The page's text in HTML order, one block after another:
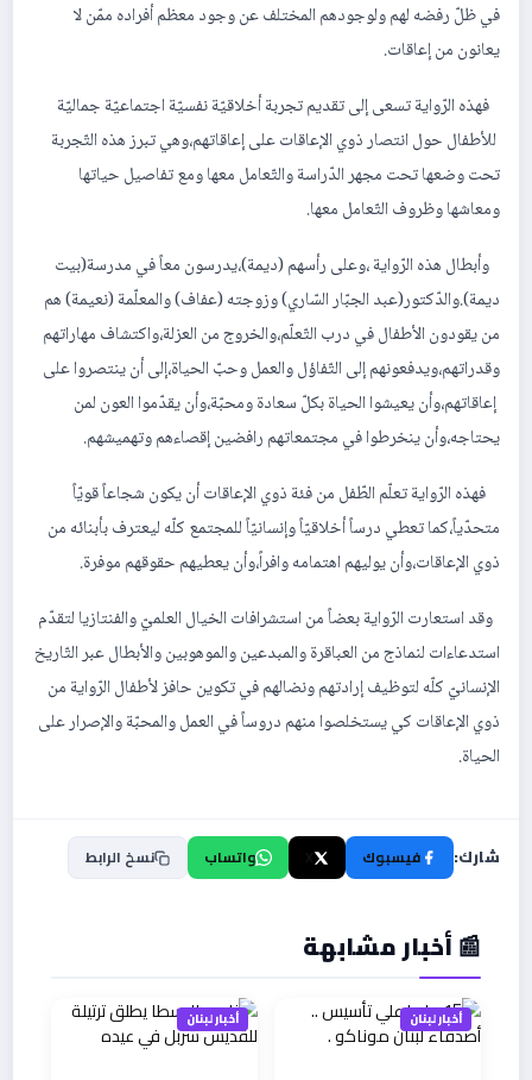
في ظلّ رفضه لهم ولوجودهم المختلف عن وجود معظم أفراده ممّن لا
يعانون من إعاقات.
فهذه الرّواية تسعى إلى تقديم تجربة أخلاقيّة نفسيّة اجتماعيّة جماليّة
للأطفال حول انتصار ذوي الإعاقات على إعاقاتهم،وهي تبرز هذه التّجربة
تحت وضعها تحت مجهر الدّراسة والتّعامل معها ومع تفاصيل حياتها
ومعاشها وظروف التّعامل معها.
وأبطال هذه الرّواية ،وعلى رأسهم (ديمة)،يدرسون معاً في مدرسة(بيت
ديمة).والدّكتور(عبد الجبّار السّاري) وزوجته (عفاف) والمعلّمة (نعيمة) هم
من يقودون الأطفال في درب التّعلّم،والخروج من العزلة،واكتشاف مهاراتهم
وقدراتهم،ويدفعونهم إلى التّفاؤل والعمل وحبّ الحياة،إلى أن ينتصروا على
إعاقاتهم،وأن يعيشوا الحياة بكلّ سعادة ومحبّة،وأن يقدّموا العون لمن
يحتاجه،وأن ينخرطوا في مجتمعاتهم رافضين إقصاءهم وتهميشهم.
فهذه الرّواية تعلّم الطّفل من فئة ذوي الإعاقات أن يكون شجاعاً قويّاً
متحدّياً،كما تعطي درساً أخلاقيّاً وإنسانيّاً للمجتمع كلّه ليعترف بأبنائه من
ذوي الإعاقات،وأن يوليهم اهتمامه وافراً،وأن يعطيهم حقوقهم موفرة.
وقد استعارت الرّواية بعضاً من استشرافات الخيال العلميّ والفنتازيا لتقدّم
استدعاءات لنماذج من العباقرة والمبدعين والموهوبين والأبطال عبر التّاريخ
الإنسانيّ كلّه لتوظيف إرادتهم ونضالهم في تكوين حافز لأطفال الرّواية من
ذوي الإعاقات كي يستخلصوا منهم دروساً في العمل والمحبّة والإصرار على
الحياة.
شارك: فيسبوك واتساب نسخ الرابط
📰 أخبار مشابهة
أخبار لبنان أخبار لبنان